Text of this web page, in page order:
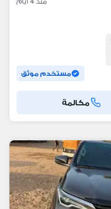
مستخدم موثق
مكالمة